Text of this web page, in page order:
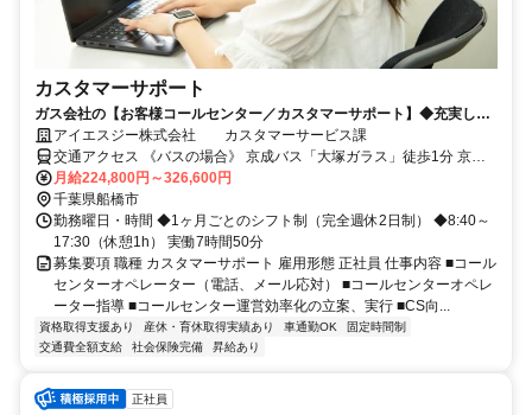
カスタマーサポート
ガス会社の【お客様コールセンター／カスタマーサポート】◆充実した
研修制度◆賞与2回◆有休取得率92％
アイエスジー株式会社 カスタマーサービス課
交通アクセス 《バスの場合》 京成バス「大塚ガラス」徒歩1分 京成
バス千葉セントラル「エステ・シティ」徒歩5分 《車の場合》 武蔵野
線 船橋法典駅 車5分 東武野田線 馬込沢駅 車6分 東武野田線 塚田駅 車
8分
月給224,800円～326,600円
千葉県船橋市
勤務曜日・時間 ◆1ヶ月ごとのシフト制（完全週休2日制） ◆8:40～
17:30（休憩1h） 実働7時間50分
募集要項 職種 カスタマーサポート 雇用形態 正社員 仕事内容 ■コール
センターオペレーター（電話、メール応対） ■コールセンターオペレ
ーター指導 ■コールセンター運営効率化の立案、実行 ■CS向...
資格取得支援あり 産休・育休取得実績あり 車通勤OK
固定時間制
交通費全額支給
社会保険完備 昇給あり
正社員